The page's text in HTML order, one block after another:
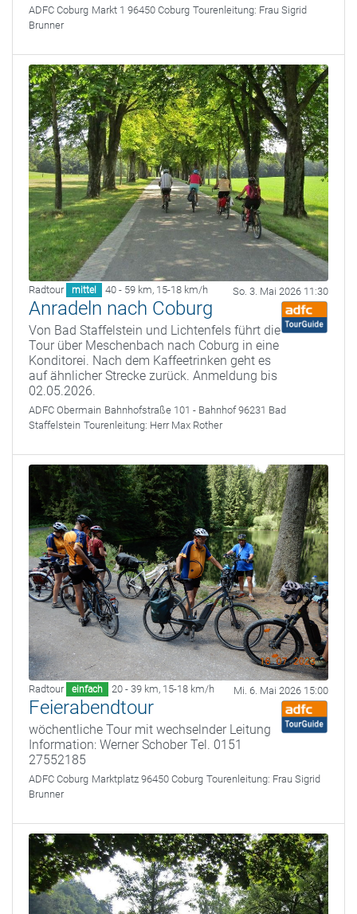
ADFC Coburg Markt 1 96450 Coburg Tourenleitung: Frau Sigrid
Brunner
Radtour mittel 40 - 59 km, 15-18 km/h So. 3. Mai 2026 11:30
Anradeln nach Coburg
Von Bad Staffelstein und Lichtenfels führt die
Tour über Meschenbach nach Coburg in eine
Konditorei. Nach dem Kaffeetrinken geht es
auf ähnlicher Strecke zurück. Anmeldung bis
02.05.2026.
ADFC Obermain Bahnhofstraße 101 - Bahnhof 96231 Bad
Staffelstein Tourenleitung: Herr Max Rother
Radtour einfach 20 - 39 km, 15-18 km/h Mi. 6. Mai 2026 15:00
Feierabendtour
wöchentliche Tour mit wechselnder Leitung
Information: Werner Schober Tel. 0151
27552185
ADFC Coburg Marktplatz 96450 Coburg Tourenleitung: Frau Sigrid
Brunner